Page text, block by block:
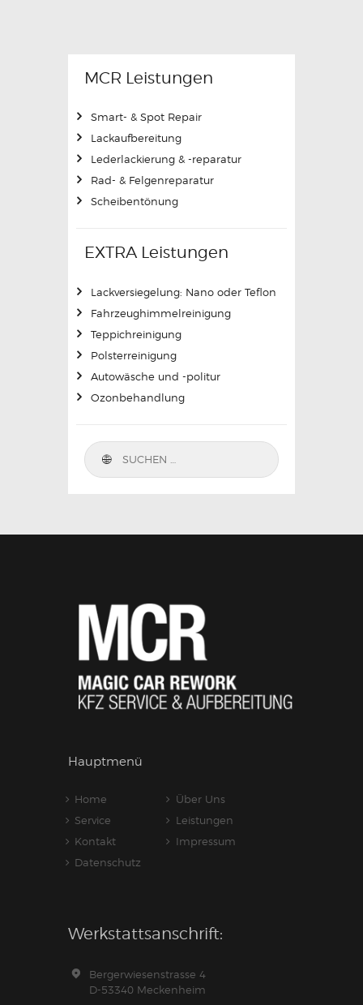
MCR Leistungen
Smart- & Spot Repair
Lackaufbereitung
Lederlackierung & -reparatur
Rad- & Felgenreparatur
Scheibentönung
EXTRA Leistungen
Lackversiegelung: Nano oder Teflon
Fahrzeughimmelreinigung
Teppichreinigung
Polsterreinigung
Autowäsche und -politur
Ozonbehandlung
Suchen nach:
Hauptmenü
Home
Über Uns
Service
Leistungen
Kontakt
Impressum
Datenschutz
Werkstattsanschrift:
Bergerwiesenstrasse 4
D-53340 Meckenheim